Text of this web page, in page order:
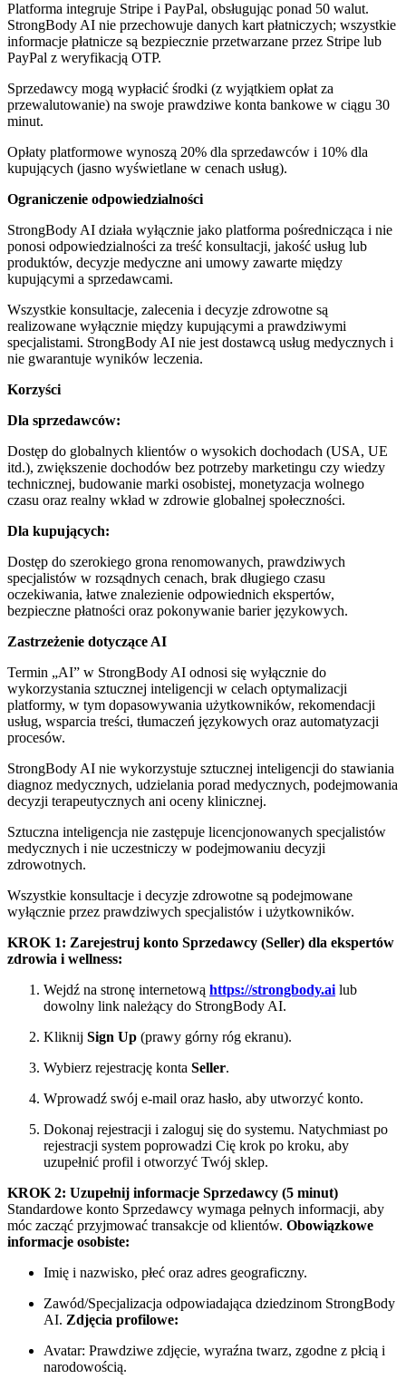
Platforma integruje Stripe i PayPal, obsługując ponad 50 walut.
StrongBody AI nie przechowuje danych kart płatniczych; wszystkie
informacje płatnicze są bezpiecznie przetwarzane przez Stripe lub
PayPal z weryfikacją OTP.
Sprzedawcy mogą wypłacić środki (z wyjątkiem opłat za
przewalutowanie) na swoje prawdziwe konta bankowe w ciągu 30
minut.
Opłaty platformowe wynoszą 20% dla sprzedawców i 10% dla
kupujących (jasno wyświetlane w cenach usług).
Ograniczenie odpowiedzialności
StrongBody AI działa wyłącznie jako platforma pośrednicząca i nie
ponosi odpowiedzialności za treść konsultacji, jakość usług lub
produktów, decyzje medyczne ani umowy zawarte między
kupującymi a sprzedawcami.
Wszystkie konsultacje, zalecenia i decyzje zdrowotne są
realizowane wyłącznie między kupującymi a prawdziwymi
specjalistami. StrongBody AI nie jest dostawcą usług medycznych i
nie gwarantuje wyników leczenia.
Korzyści
Dla sprzedawców:
Dostęp do globalnych klientów o wysokich dochodach (USA, UE
itd.), zwiększenie dochodów bez potrzeby marketingu czy wiedzy
technicznej, budowanie marki osobistej, monetyzacja wolnego
czasu oraz realny wkład w zdrowie globalnej społeczności.
Dla kupujących:
Dostęp do szerokiego grona renomowanych, prawdziwych
specjalistów w rozsądnych cenach, brak długiego czasu
oczekiwania, łatwe znalezienie odpowiednich ekspertów,
bezpieczne płatności oraz pokonywanie barier językowych.
Zastrzeżenie dotyczące AI
Termin „AI” w StrongBody AI odnosi się wyłącznie do
wykorzystania sztucznej inteligencji w celach optymalizacji
platformy, w tym dopasowywania użytkowników, rekomendacji
usług, wsparcia treści, tłumaczeń językowych oraz automatyzacji
procesów.
StrongBody AI nie wykorzystuje sztucznej inteligencji do stawiania
diagnoz medycznych, udzielania porad medycznych, podejmowania
decyzji terapeutycznych ani oceny klinicznej.
Sztuczna inteligencja nie zastępuje licencjonowanych specjalistów
medycznych i nie uczestniczy w podejmowaniu decyzji
zdrowotnych.
Wszystkie konsultacje i decyzje zdrowotne są podejmowane
wyłącznie przez prawdziwych specjalistów i użytkowników.
KROK 1: Zarejestruj konto Sprzedawcy (Seller) dla ekspertów
zdrowia i wellness:
Wejdź na stronę internetową https://strongbody.ailub
dowolny link należący do StrongBody AI.
Kliknij Sign Up (prawy górny róg ekranu).
Wybierz rejestrację konta Seller.
Wprowadź swój e-mail oraz hasło, aby utworzyć konto.
Dokonaj rejestracji i zaloguj się do systemu. Natychmiast po
rejestracji system poprowadzi Cię krok po kroku, aby
uzupełnić profil i otworzyć Twój sklep.
KROK 2: Uzupełnij informacje Sprzedawcy (5 minut)
Standardowe konto Sprzedawcy wymaga pełnych informacji, aby
móc zacząć przyjmować transakcje od klientów. Obowiązkowe
informacje osobiste:
Imię i nazwisko, płeć oraz adres geograficzny.
Zawód/Specjalizacja odpowiadająca dziedzinom StrongBody
AI. Zdjęcia profilowe:
Avatar: Prawdziwe zdjęcie, wyraźna twarz, zgodne z płcią i
narodowością.